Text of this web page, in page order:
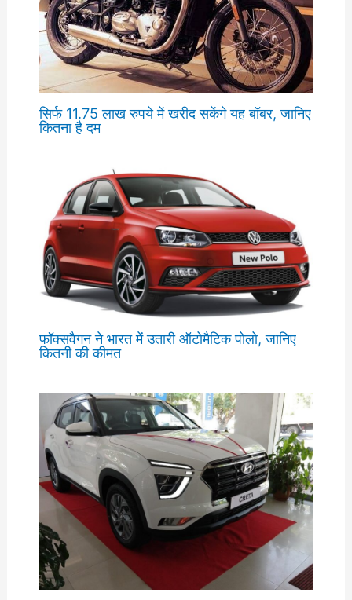
सिर्फ 11.75 लाख रुपये में खरीद सकेंगे यह बॉबर, जानिए
कितना है दम
फॉक्सवैगन ने भारत में उतारी ऑटोमैटिक पोलो, जानिए
कितनी की कीमत